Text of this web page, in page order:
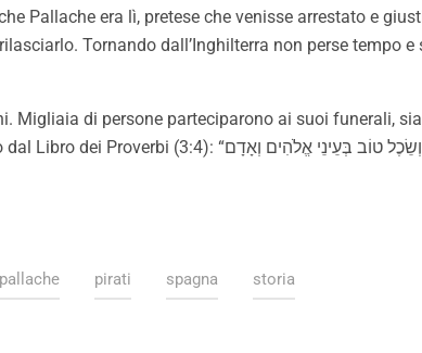
Pallache era lì, pretese che venisse arrestato e
Tornando dall’Inghilterra non perse tempo
Migliaia di persone parteciparono ai suoi funerali,
pallache pirati spagna storia